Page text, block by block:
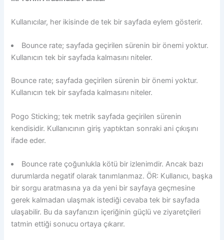
Kullanıcılar, her ikisinde de tek bir sayfada eylem gösterir.
Bounce rate; sayfada geçirilen sürenin bir önemi yoktur.
Kullanıcın tek bir sayfada kalmasını niteler.
Bounce rate; sayfada geçirilen sürenin bir önemi yoktur.
Kullanıcın tek bir sayfada kalmasını niteler.
Pogo Sticking; tek metrik sayfada geçirilen sürenin
kendisidir. Kullanıcının giriş yaptıktan sonraki ani çıkışını
ifade eder.
Bounce rate çoğunlukla kötü bir izlenimdir. Ancak bazı
durumlarda negatif olarak tanımlanmaz. ÖR: Kullanıcı, başka
bir sorgu aratmasına ya da yeni bir sayfaya geçmesine
gerek kalmadan ulaşmak istediği cevaba tek bir sayfada
ulaşabilir. Bu da sayfanızın içeriğinin güçlü ve ziyaretçileri
tatmin ettiği sonucu ortaya çıkarır.